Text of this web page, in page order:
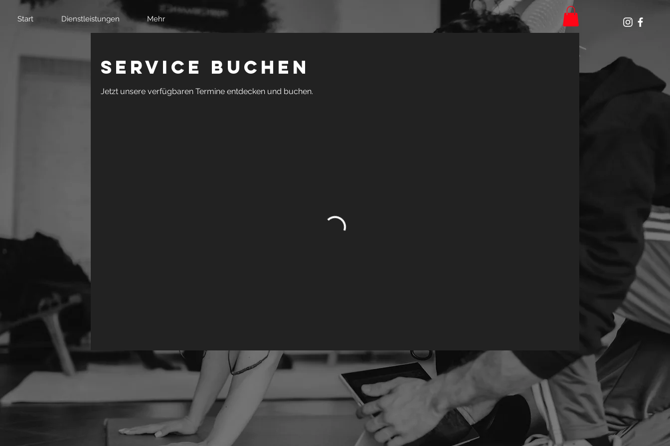
Start Dienstleistungen Mehr
Service buchen
Jetzt unsere verfügbaren Termine entdecken und buchen.